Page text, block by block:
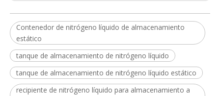
Contenedor de nitrógeno líquido de almacenamiento
estático
tanque de almacenamiento de nitrógeno líquido
tanque de almacenamiento de nitrógeno líquido estático
recipiente de nitrógeno líquido para almacenamiento a